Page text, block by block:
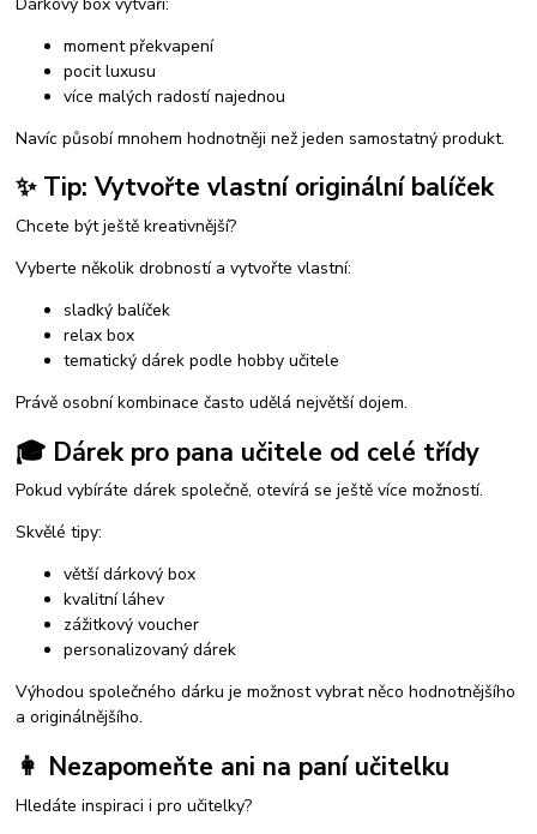
moment překvapení
pocit luxusu
více malých radostí najednou
Navíc působí mnohem hodnotněji než jeden samostatný produkt.
✨ Tip: Vytvořte vlastní originální balíček
Chcete být ještě kreativnější?
Vyberte několik drobností a vytvořte vlastní:
sladký balíček
relax box
tematický dárek podle hobby učitele
Právě osobní kombinace často udělá největší dojem.
🎓 Dárek pro pana učitele od celé třídy
Pokud vybíráte dárek společně, otevírá se ještě více možností.
Skvělé tipy:
větší dárkový box
kvalitní láhev
zážitkový voucher
personalizovaný dárek
Výhodou společného dárku je možnost vybrat něco hodnotnějšího
a originálnějšího.
👩 Nezapomeňte ani na paní učitelku
Hledáte inspiraci i pro učitelky?